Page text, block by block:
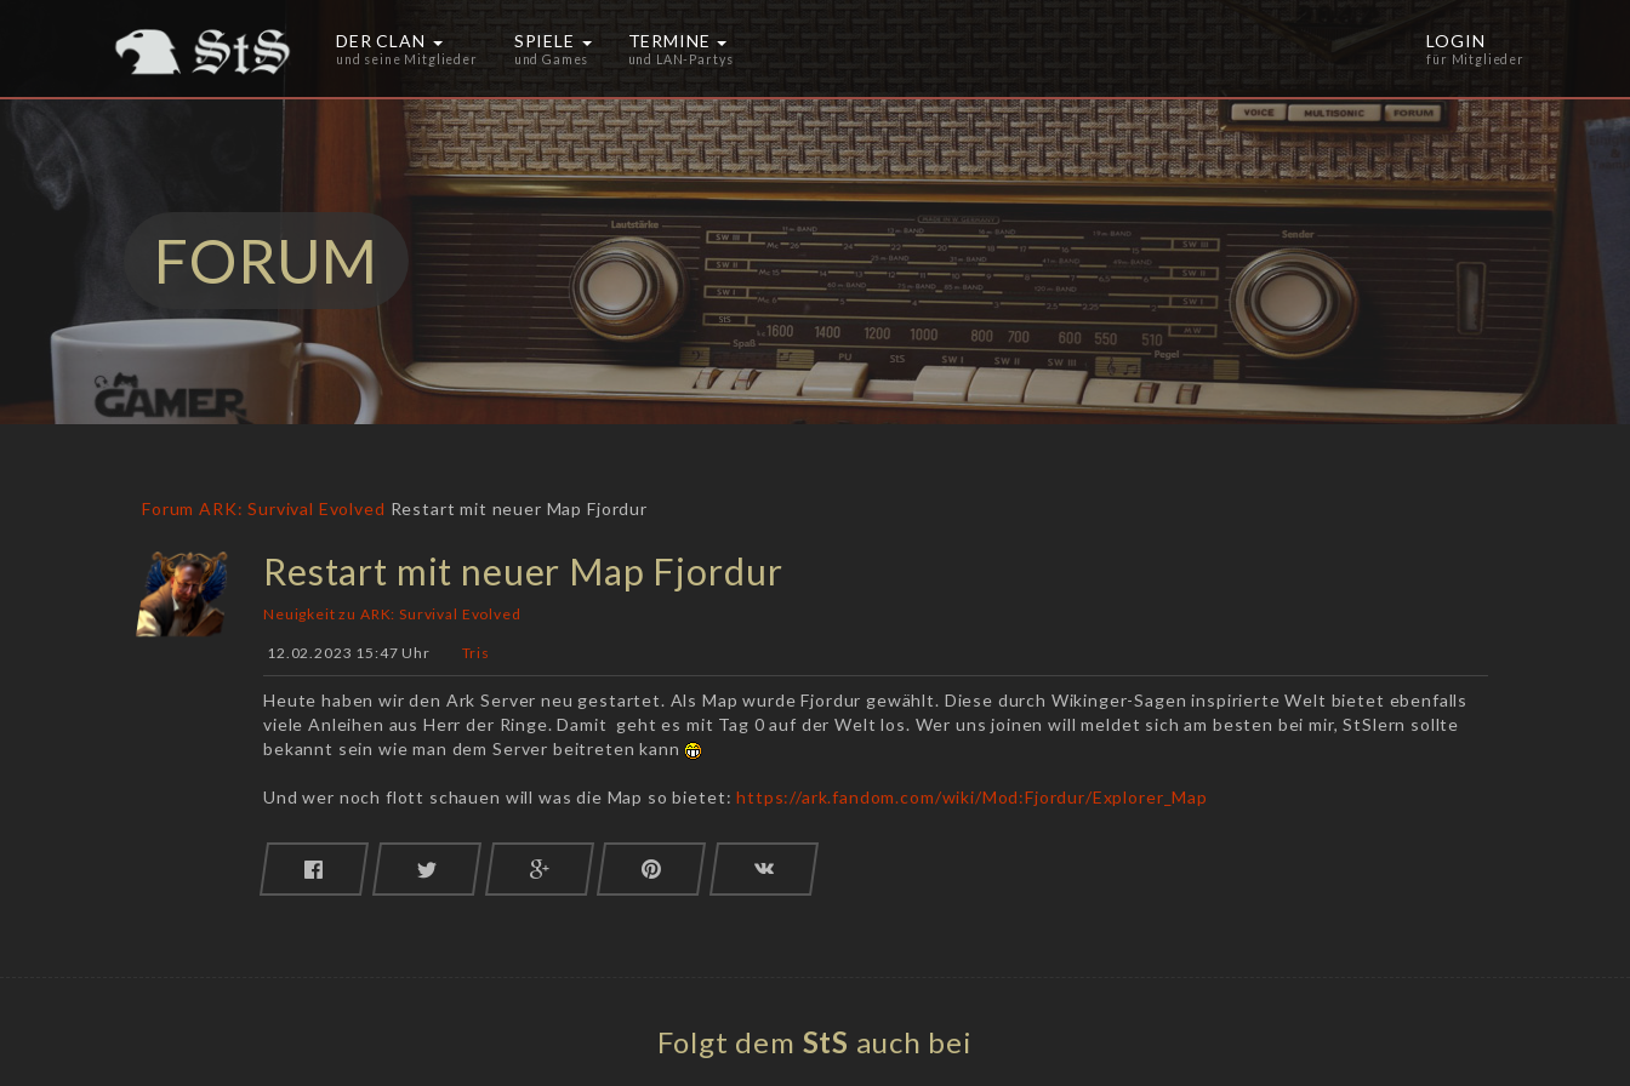
DER CLAN
und seine Mitglieder
SPIELE
und Games
TERMINE
und LAN-Partys
LOGIN
für Mitglieder
FORUM
Forum ARK: Survival Evolved Restart mit neuer Map Fjordur
Restart mit neuer Map Fjordur
Neuigkeit zu ARK: Survival Evolved
12.02.2023 15:47 Uhr Tris
Heute haben wir den Ark Server neu gestartet. Als Map wurde Fjordur gewählt. Diese durch Wikinger-Sagen inspirierte Welt bietet ebenfalls
viele Anleihen aus Herr der Ringe. Damit geht es mit Tag 0 auf der Welt los. Wer uns joinen will meldet sich am besten bei mir, StSlern sollte
bekannt sein wie man dem Server beitreten kann
Und wer noch flott schauen will was die Map so bietet:https://ark.fandom.com/wiki/Mod:Fjordur/Explorer_Map
Folgt dem StS auch bei